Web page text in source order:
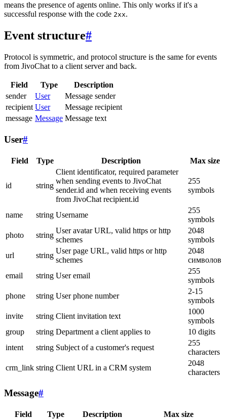
means the presence of agents online. This only works if it's a
successful response with the code 2xx.
Event structure#
Protocol is symmetric, and protocol structure is the same for events
from JivoChat to a client server and back.
Field Type
Description
sender
User
Message sender
recipient User
Message recipient
message Message Message text
User#
Field Type Description Max size
id string
Client identificator, required parameter
when sending events to JivoChat
sender.id and when receiving events
from JivoChat recipient.id
255
symbols
name string Username
255
symbols
photo
string
User avatar URL, valid https or http
schemes
2048
symbols
url
string
User page URL, valid https or http
schemes
2048
символов
email
string User email
255
symbols
phone
string User phone number
2-15
symbols
invite
string Client invitation text
1000
symbols
group
string Department a client applies to
10 digits
intent
string Subject of a customer's request
255
characters
crm_link string Client URL in a CRM system
2048
characters
Message#
Field Type Description Max size